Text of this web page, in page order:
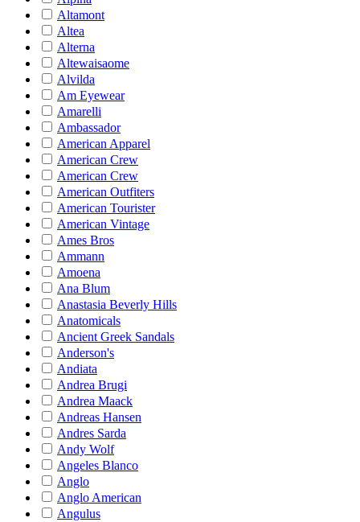
Altamont
Altea
Alterna
Altewaisaome
Alvilda
Am Eyewear
Amarelli
Ambassador
American Apparel
American Crew
American Crew
American Outfiters
American Tourister
American Vintage
Ames Bros
Ammann
Amoena
Ana Blum
Anastasia Beverly Hills
Anatomicals
Ancient Greek Sandals
Anderson's
Andiata
Andrea Brugi
Andrea Maack
Andreas Hansen
Andres Sarda
Andy Wolf
Angeles Blanco
Anglo
Anglo American
Angulus